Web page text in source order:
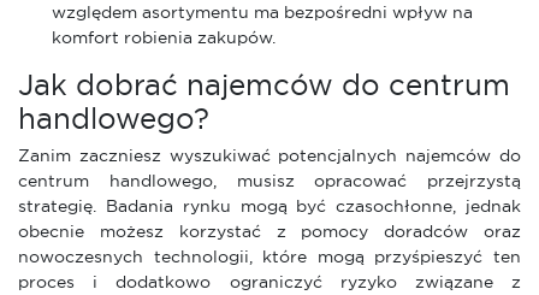
względem asortymentu ma bezpośredni wpływ na
komfort robienia zakupów.
Jak dobrać najemców do centrum
handlowego?
Zanim zaczniesz wyszukiwać potencjalnych najemców do
centrum handlowego, musisz opracować przejrzystą
strategię. Badania rynku mogą być czasochłonne, jednak
obecnie możesz korzystać z pomocy doradców oraz
nowoczesnych technologii, które mogą przyśpieszyć ten
proces i dodatkowo ograniczyć ryzyko związane z